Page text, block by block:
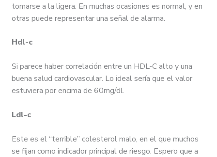
tomarse a la ligera. En muchas ocasiones es normal, y en
otras puede representar una señal de alarma.
Hdl-c
Si parece haber correlación entre un HDL-C alto y una
buena salud cardiovascular. Lo ideal sería que el valor
estuviera por encima de 60mg/dl.
Ldl-c
Este es el “terrible” colesterol malo, en el que muchos
se fijan como indicador principal de riesgo. Espero que a